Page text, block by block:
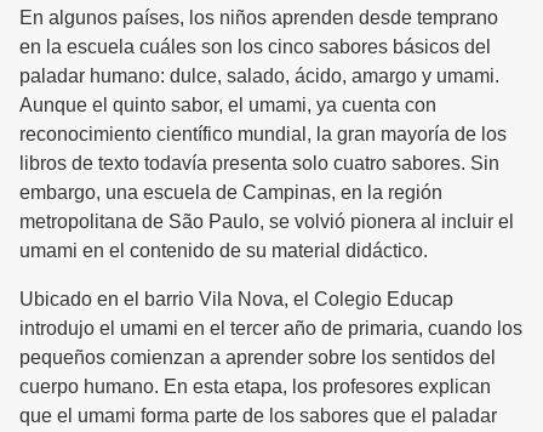
En algunos países, los niños aprenden desde temprano
en la escuela cuáles son los cinco sabores básicos del
paladar humano: dulce, salado, ácido, amargo y umami.
Aunque el quinto sabor, el umami, ya cuenta con
reconocimiento científico mundial, la gran mayoría de los
libros de texto todavía presenta solo cuatro sabores. Sin
embargo, una escuela de Campinas, en la región
metropolitana de São Paulo, se volvió pionera al incluir el
umami en el contenido de su material didáctico.
Ubicado en el barrio Vila Nova, el Colegio Educap
introdujo el umami en el tercer año de primaria, cuando los
pequeños comienzan a aprender sobre los sentidos del
cuerpo humano. En esta etapa, los profesores explican
que el umami forma parte de los sabores que el paladar